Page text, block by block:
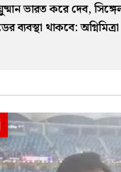
ভারত করে দেব,
ব্যবস্থা থাকবে: অগ্নিমিত্রা